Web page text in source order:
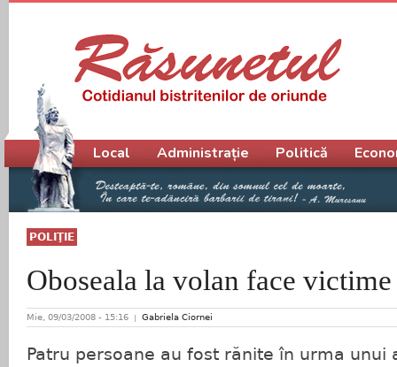
POLIŢIE
Oboseala la volan face victime
Mie, 09/03/2008 - 15:16 Gabriela Ciornei
Patru persoane au fost rănite în urma unui
Meniu principal
Local Administrație Politică